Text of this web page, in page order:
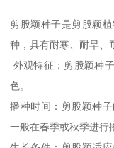
剪股颖种子是剪股颖
种，具有耐寒、耐旱、
外观特征：剪股颖种
色。
播种时间：剪股颖种
一般在春季或秋季进行